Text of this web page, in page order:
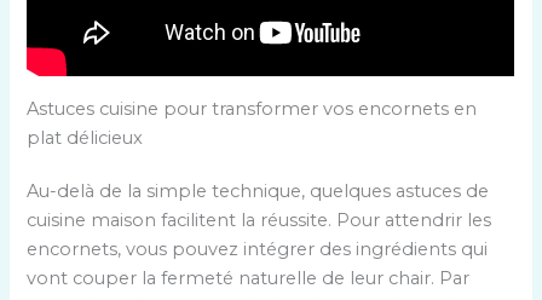
Astuces cuisine pour transformer vos encornets en
plat délicieux
Au-delà de la simple technique, quelques astuces de
cuisine maison facilitent la réussite. Pour attendrir les
encornets, vous pouvez intégrer des ingrédients qui
vont couper la fermeté naturelle de leur chair. Par